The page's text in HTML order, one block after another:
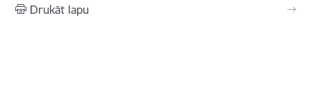
Drukāt lapu